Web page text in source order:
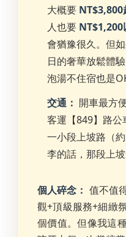
大概要 NT$3,800
人也要 NT$1,200
會猶豫很久。但
日的奢華放鬆體
泡湯不住宿也是
交通： 開車最方
客運【849】路公
一小段上坡路（
李的話，那段上
個人碎念： 值不值
觀+頂級服務+細緻
個價值。但像我這